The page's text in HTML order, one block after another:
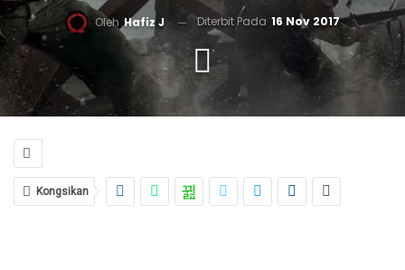
Oleh Hafiz J Diterbit Pada 16 Nov 2017
Kongsikan